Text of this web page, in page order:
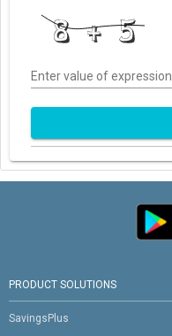
Enter value of expression
PRODUCT SOLUTIONS
SavingsPlus